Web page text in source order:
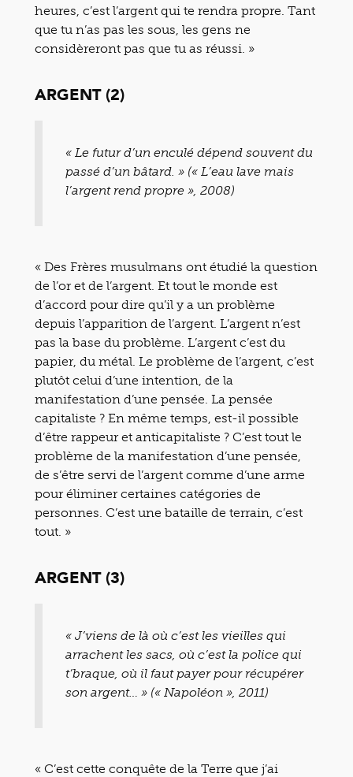
heures, c’est l’argent qui te rendra propre. Tant
que tu n’as pas les sous, les gens ne
considèreront pas que tu as réussi. »
ARGENT (2)
« Le futur d’un enculé dépend souvent du
passé d’un bâtard. » (« L’eau lave mais
l’argent rend propre », 2008)
« Des Frères musulmans ont étudié la question
de l’or et de l’argent. Et tout le monde est
d’accord pour dire qu’il y a un problème
depuis l’apparition de l’argent. L’argent n’est
pas la base du problème. L’argent c’est du
papier, du métal. Le problème de l’argent, c’est
plutôt celui d’une intention, de la
manifestation d’une pensée. La pensée
capitaliste ? En même temps, est-il possible
d’être rappeur et anticapitaliste ? C’est tout le
problème de la manifestation d’une pensée,
de s’être servi de l’argent comme d’une arme
pour éliminer certaines catégories de
personnes. C’est une bataille de terrain, c’est
tout. »
ARGENT (3)
« J’viens de là où c’est les vieilles qui
arrachent les sacs, où c’est la police qui
t’braque, où il faut payer pour récupérer
son argent… » (« Napoléon », 2011)
« C’est cette conquête de la Terre que j’ai